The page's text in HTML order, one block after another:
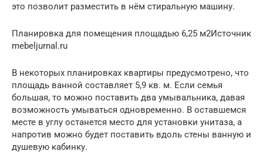
это позволит разместить в нём стиральную машину.
Планировка для помещения площадью 6,25 м2Источник
mebeljurnal.ru
В некоторых планировках квартиры предусмотрено, что
площадь ванной составляет 5,9 кв. м. Если семья
большая, то можно поставить два умывальника, давая
возможность умываться одновременно. В оставшемся
месте в углу останется место для установки унитаза, а
напротив можно будет поставить вдоль стены ванную и
душевую кабинку.